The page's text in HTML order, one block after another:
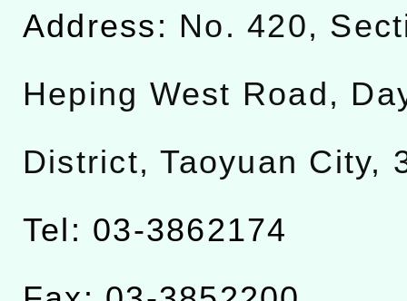
Address: No. 420,
Heping West Road,
District, Taoyuan City,
Tel: 03-3862174